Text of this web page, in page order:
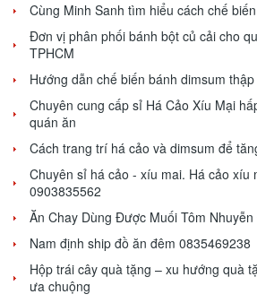
Cùng Minh Sanh tìm hiểu cách chế
Đơn vị phân phối bánh bột củ cải cho
TPHCM
Hướng dẫn chế biến bánh dimsum thập
Chuyên cung cấp sỉ Há Cảo Xíu Mại
quán ăn
Cách trang trí há cảo và dimsum để
Chuyên sỉ há cảo - xíu mai. Há cảo xíu
0903835562
Ăn Chay Dùng Được Muối Tôm
Nam định ship đồ ăn đêm 0835469238
Hộp trái cây quà tặng – xu hướng quà
ưa chuộng